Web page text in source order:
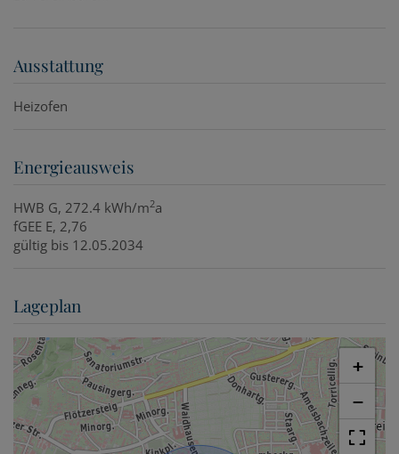
Ausstattung
Heizofen
Energieausweis
HWB G, 272.4 kWh/m2a
fGEE E, 2,76
gültig bis 12.05.2034
Lageplan
+
−